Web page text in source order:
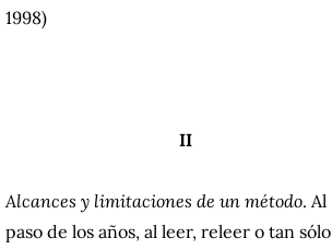
1998)
II
Alcances y limitaciones de un método. Al
paso de los años, al leer, releer o tan sólo